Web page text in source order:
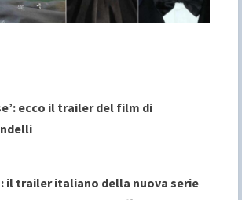
ecco il trailer del film di
il trailer italiano della nuova serie